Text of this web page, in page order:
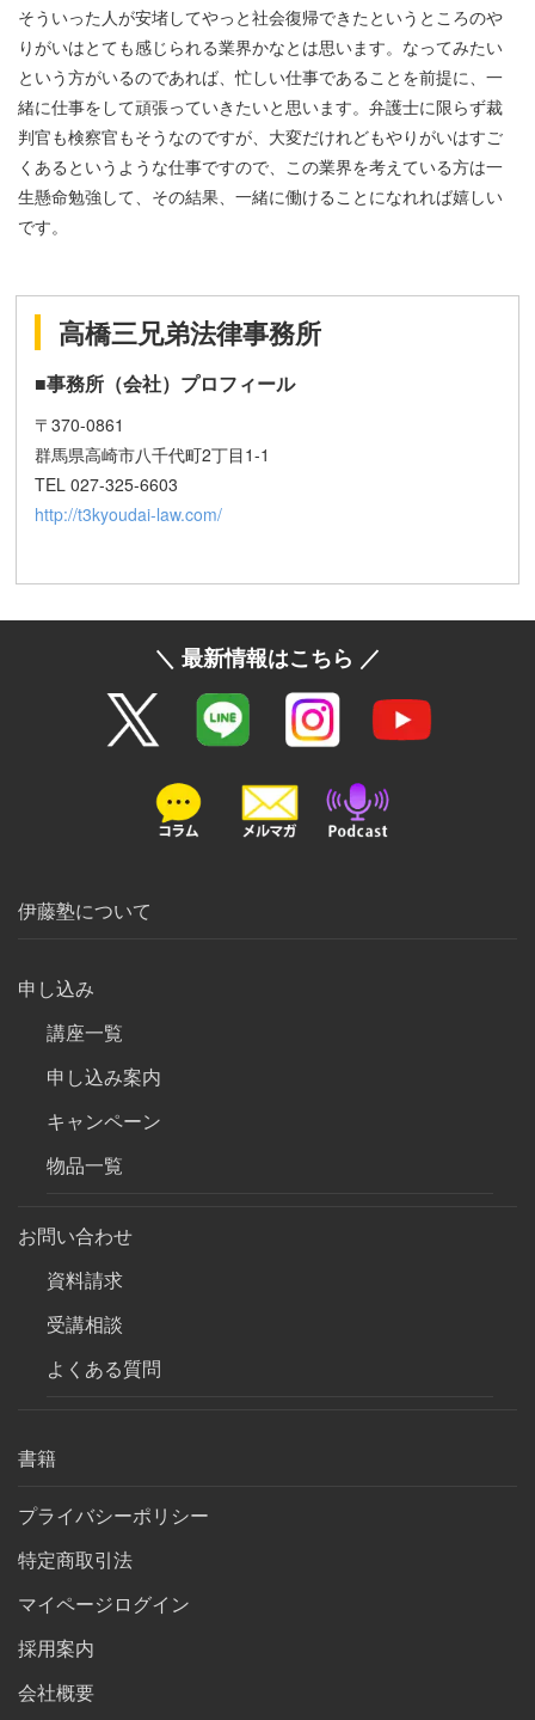
そういった人が安堵してやっと社会復帰できたというところのや
りがいはとても感じられる業界かなとは思います。なってみたい
という方がいるのであれば、忙しい仕事であることを前提に、一
緒に仕事をして頑張っていきたいと思います。弁護士に限らず裁
判官も検察官もそうなのですが、大変だけれどもやりがいはすご
くあるというような仕事ですので、この業界を考えている方は一
生懸命勉強して、その結果、一緒に働けることになれれば嬉しい
です。
高橋三兄弟法律事務所
■事務所（会社）プロフィール
〒370-0861
群馬県高崎市八千代町2丁目1-1
TEL 027-325-6603
http://t3kyoudai-law.com/
＼ 最新情報はこちら ／
伊藤塾について
申し込み
講座一覧
申し込み案内
キャンペーン
物品一覧
お問い合わせ
資料請求
受講相談
よくある質問
書籍
プライバシーポリシー
特定商取引法
マイページログイン
採用案内
会社概要